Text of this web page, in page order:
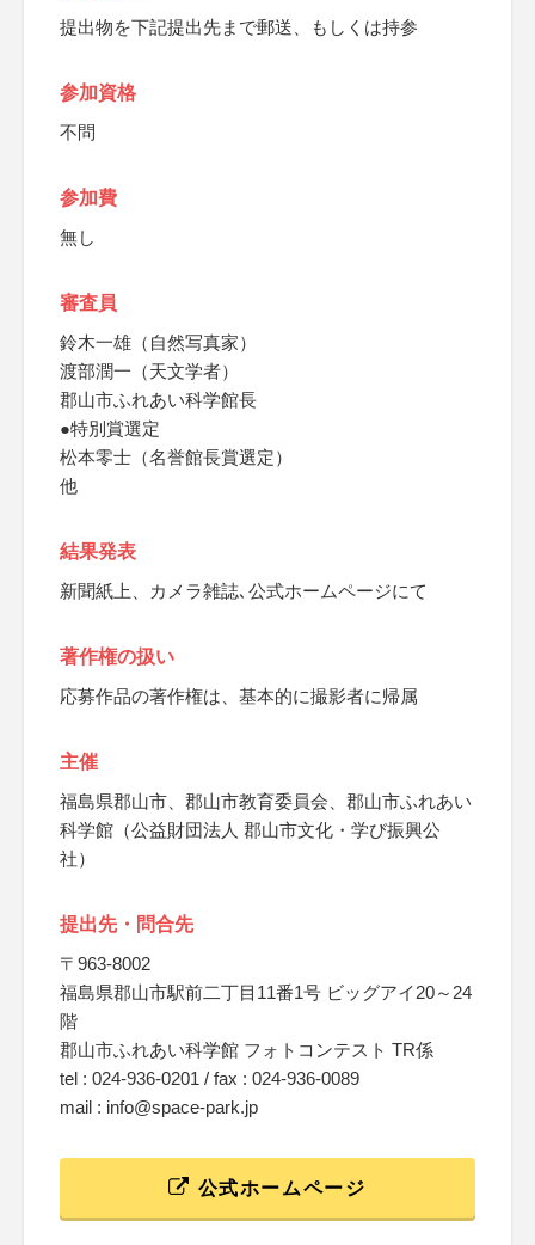
提出物を下記提出先まで郵送、もしくは持参
参加資格
不問
参加費
無し
審査員
鈴木一雄（自然写真家）
渡部潤一（天文学者）
郡山市ふれあい科学館長
●特別賞選定
松本零士（名誉館長賞選定）
他
結果発表
新聞紙上、カメラ雑誌､公式ホームページにて
著作権の扱い
応募作品の著作権は、基本的に撮影者に帰属
主催
福島県郡山市、郡山市教育委員会、郡山市ふれあい
科学館（公益財団法人 郡山市文化・学び振興公
社）
提出先・問合先
〒963-8002
福島県郡山市駅前二丁目11番1号 ビッグアイ20～24
階
郡山市ふれあい科学館 フォトコンテスト TR係
tel : 024-936-0201 / fax : 024-936-0089
mail : info@space-park.jp
公式ホームページ